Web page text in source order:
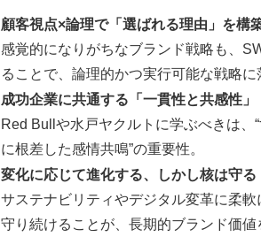
顧客視点×論理で「選ばれる理由」を構
感覚的になりがちなブランド戦略も、
ることで、論理的かつ実行可能な戦略に
成功企業に共通する「一貫性と共感性」
Red Bullや水戸ヤクルトに学ぶべきは、
に根差した感情共鳴”の重要性。
変化に応じて進化する、しかし核は守る
サステナビリティやデジタル変革に柔
守り続けることが、長期的ブランド価値